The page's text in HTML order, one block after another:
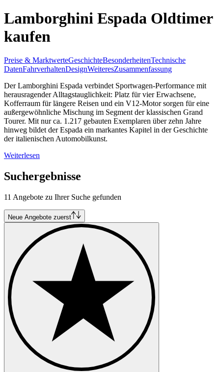
Lamborghini Espada Oldtimer
kaufen
Preise & MarktwerteGeschichteBesonderheitenTechnische
DatenFahrverhaltenDesignWeiteresZusammenfassung
Der Lamborghini Espada verbindet Sportwagen-Performance mit
herausragender Alltagstauglichkeit: Platz für vier Erwachsene,
Kofferraum für längere Reisen und ein V12-Motor sorgen für eine
außergewöhnliche Mischung im Segment der klassischen Grand
Tourer. Mit nur ca. 1.217 gebauten Exemplaren über zehn Jahre
hinweg bildet der Espada ein markantes Kapitel in der Geschichte
der italienischen Automobilkunst.
Weiterlesen
Suchergebnisse
11 Angebote zu Ihrer Suche gefunden
Neue Angebote zuerst